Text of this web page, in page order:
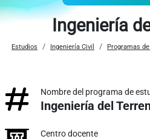
Ingeniería
Estudios Ingeniería Civil Programas
Nombre del programa de
Ingeniería del
Centro docente